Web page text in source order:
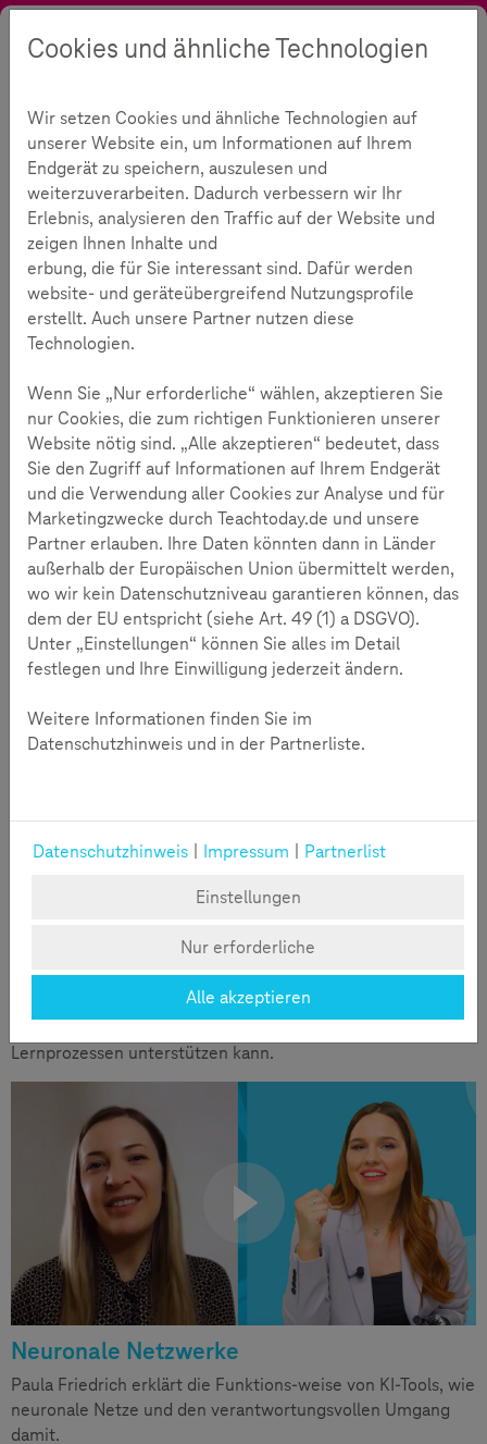
Suche Kontrast Sprache
Medienkompetenz 310
Interviews
Hass im Netz begegnen
Mit Künstlicher Intelligenz Hass im Netz begegnen - ein
Lernformen aufbrechen
Lernprozessen unterstützen kann.
Neuronale Netzwerke
Paula Friedrich erklärt die Funktions-weise von KI-Tools, wie
neuronale Netze und den verantwortungsvollen Umgang
damit.
Cookies und ähnliche Technologien
Wir setzen Cookies und ähnliche Technologien auf
unserer Website ein, um Informationen auf Ihrem
Endgerät zu speichern, auszulesen und
weiterzuverarbeiten. Dadurch verbessern wir Ihr
Erlebnis, analysieren den Traffic auf der Website und
zeigen Ihnen Inhalte und
erbung, die für Sie interessant sind. Dafür werden
website- und geräteübergreifend Nutzungsprofile
erstellt. Auch unsere Partner nutzen diese
Technologien.
Wenn Sie „Nur erforderliche“ wählen, akzeptieren Sie
nur Cookies, die zum richtigen Funktionieren unserer
Website nötig sind. „Alle akzeptieren“ bedeutet, dass
Sie den Zugriff auf Informationen auf Ihrem Endgerät
und die Verwendung aller Cookies zur Analyse und für
Marketingzwecke durch Teachtoday.de und unsere
Partner erlauben. Ihre Daten könnten dann in Länder
außerhalb der Europäischen Union übermittelt werden,
wo wir kein Datenschutzniveau garantieren können, das
dem der EU entspricht (siehe Art. 49 (1) a DSGVO).
Unter „Einstellungen“ können Sie alles im Detail
festlegen und Ihre Einwilligung jederzeit ändern.
Weitere Informationen finden Sie im
Datenschutzhinweis und in der Partnerliste.
Datenschutzhinweis Impressum
Partnerlist
Einstellungen
Nur erforderliche
Alle akzeptieren